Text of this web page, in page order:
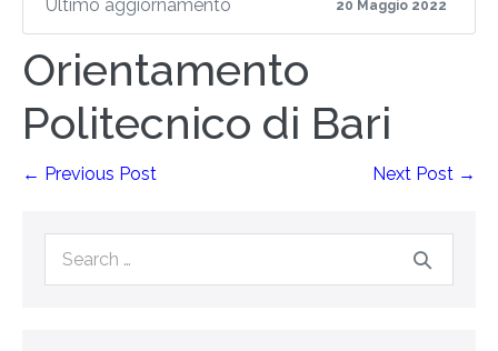
Ultimo aggiornamento 20 Maggio 2022
Orientamento
Politecnico di Bari
← Previous Post Next Post →